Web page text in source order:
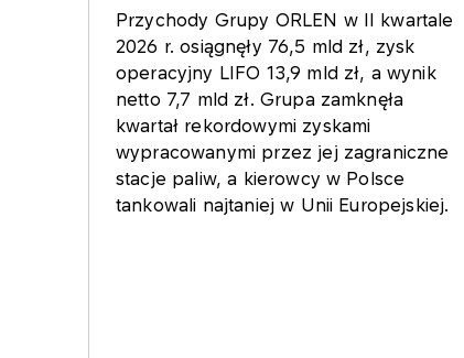
Przychody Grupy ORLEN w II kwartale
2026 r. osiągnęły 76,5 mld zł, zysk
operacyjny LIFO 13,9 mld zł, a wynik
netto 7,7 mld zł. Grupa zamknęła
kwartał rekordowymi zyskami
wypracowanymi przez jej zagraniczne
stacje paliw, a kierowcy w Polsce
tankowali najtaniej w Unii Europejskiej.